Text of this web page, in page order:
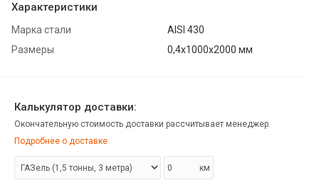
Характеристики
Марка стали
AISI 430
Размеры
0,4х1000х2000 мм
Калькулятор доставки:
Окончательную стоимость доставки рассчитывает менеджер.
Подробнее о доставке
км